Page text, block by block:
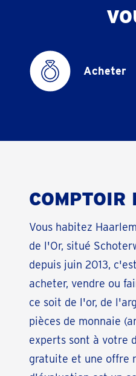
Acheter
COMPTOIR
Vous habitez
de l'Or, situé
depuis juin 2013,
acheter, vendre ou
ce soit de l'or, de
pièces de monnaie
experts sont à votre
gratuite et une offre